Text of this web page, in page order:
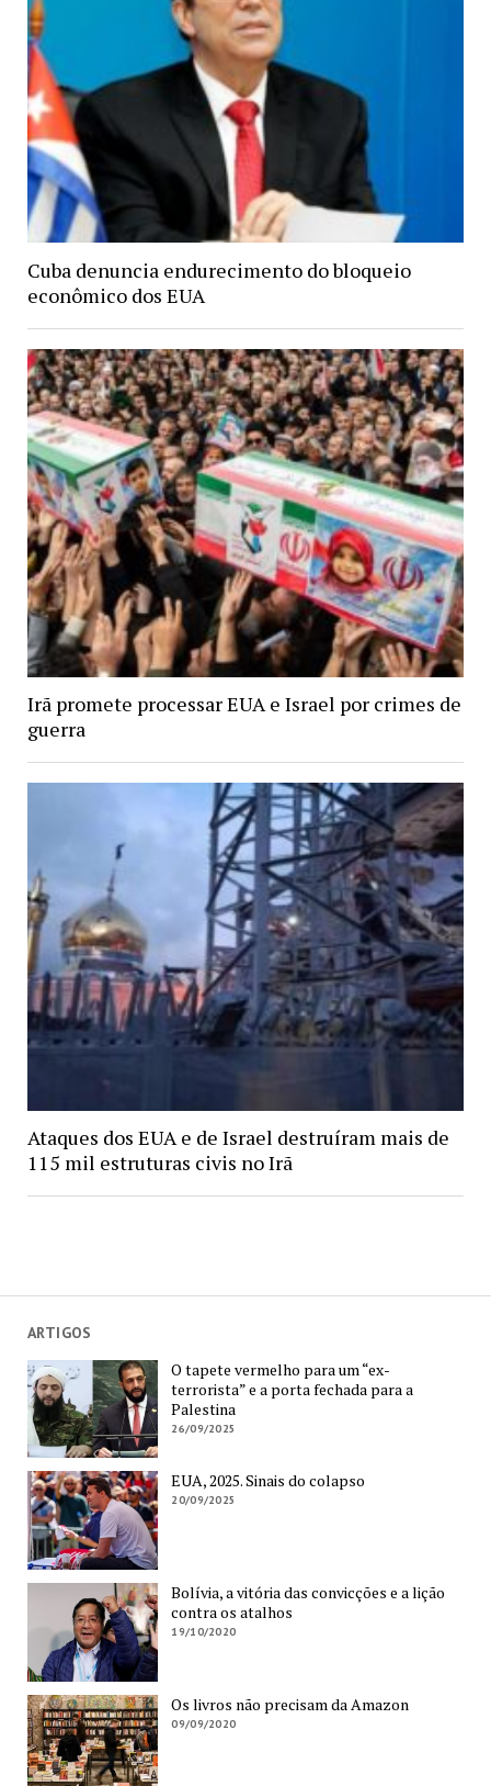
Cuba denuncia endurecimento do bloqueio
econômico dos EUA
Irã promete processar EUA e Israel por crimes de
guerra
Ataques dos EUA e de Israel destruíram mais de
115 mil estruturas civis no Irã
ARTIGOS
O tapete vermelho para um “ex-
terrorista” e a porta fechada para a
Palestina
26/09/2025
EUA, 2025. Sinais do colapso
20/09/2025
Bolívia, a vitória das convicções e a lição
contra os atalhos
19/10/2020
Os livros não precisam da Amazon
09/09/2020